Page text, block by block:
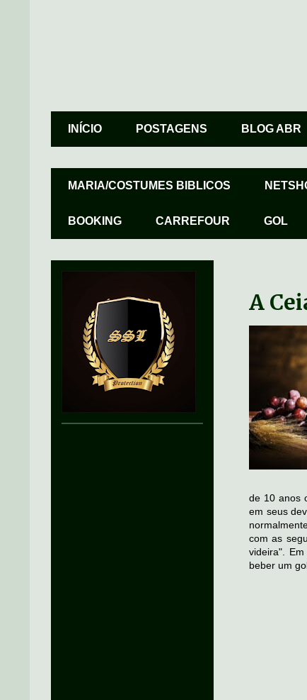
INÍCIO POSTAGENS BLOG ABR
MARIA/COSTUMES BIBLICOS
BOOKING CARREFOUR GOL
A
de 10 anos
em seus
com as
videira".
beber um